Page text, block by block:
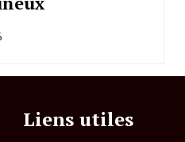
Liens utiles